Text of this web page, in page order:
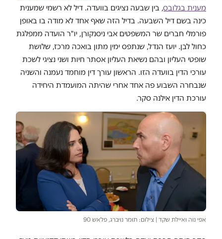
מענית בגלובס, בין שבעה נציגים בוועדה. דיל לא רשמי שמענית
כינה בשם דיל השבעה. בדיל הזה שאף אחד לא מודה בו באופן
פורמלי חברים שר המשפטים אבי ניסנקורן, יו"ר הועדה ממפלגת
כחול לבן. יועז הנדל, שנתפס ימין מתון בואכה מרכז, שלושת
שופטי העליון ובהם נשיאת העליון אסתר חיות ושני נציגי לשכת
עורכי הדין בוועדה הזו. הראשון עורך דין מוחמד נעמנה והשניה
שנבחרה השבוע פה אחד אחרי שהיתה המועמדת היחידה
עורכת הדין אילנה סקר.
אפי נוה ואיילת שקד | צילום: תומר נויברג, פלאש 90